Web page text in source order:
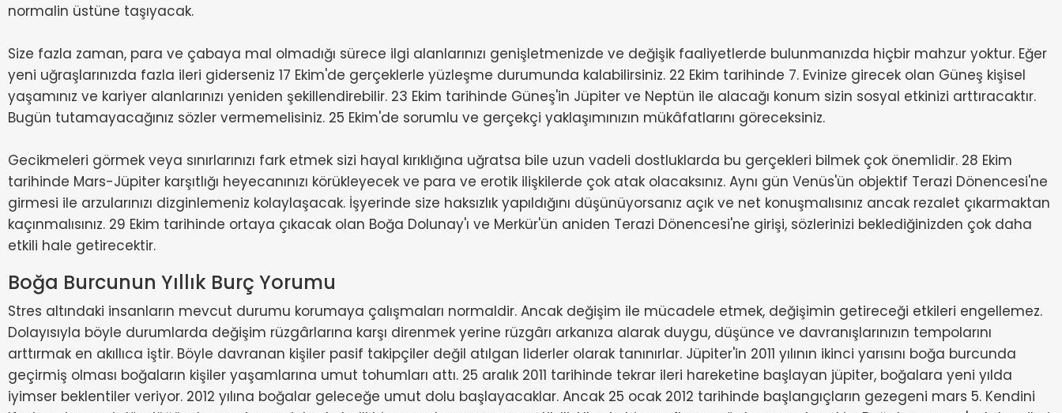
normalin üstüne taşıyacak.
Size fazla zaman, para ve çabaya mal olmadığı sürece ilgi alanlarınızı genişletmenizde ve değişik faaliyetlerde bulunmanızda hiçbir mahzur yoktur. Eğer
yeni uğraşlarınızda fazla ileri giderseniz 17 Ekim'de gerçeklerle yüzleşme durumunda kalabilirsiniz. 22 Ekim tarihinde 7. Evinize girecek olan Güneş kişisel
yaşamınız ve kariyer alanlarınızı yeniden şekillendirebilir. 23 Ekim tarihinde Güneş'in Jüpiter ve Neptün ile alacağı konum sizin sosyal etkinizi arttıracaktır.
Bugün tutamayacağınız sözler vermemelisiniz. 25 Ekim'de sorumlu ve gerçekçi yaklaşımınızın mükâfatlarını göreceksiniz.
Gecikmeleri görmek veya sınırlarınızı fark etmek sizi hayal kırıklığına uğratsa bile uzun vadeli dostluklarda bu gerçekleri bilmek çok önemlidir. 28 Ekim
tarihinde Mars-Jüpiter karşıtlığı heyecanınızı körükleyecek ve para ve erotik ilişkilerde çok atak olacaksınız. Aynı gün Venüs'ün objektif Terazi Dönencesi'ne
girmesi ile arzularınızı dizginlemeniz kolaylaşacak. İşyerinde size haksızlık yapıldığını düşünüyorsanız açık ve net konuşmalısınız ancak rezalet çıkarmaktan
kaçınmalısınız. 29 Ekim tarihinde ortaya çıkacak olan Boğa Dolunay'ı ve Merkür'ün aniden Terazi Dönencesi'ne girişi, sözlerinizi beklediğinizden çok daha
etkili hale getirecektir.
Boğa Burcunun Yıllık Burç Yorumu
Stres altındaki insanların mevcut durumu korumaya çalışmaları normaldir. Ancak değişim ile mücadele etmek, değişimin getireceği etkileri engellemez.
Dolayısıyla böyle durumlarda değişim rüzgârlarına karşı direnmek yerine rüzgârı arkanıza alarak duygu, düşünce ve davranışlarınızın tempolarını
arttırmak en akıllıca iştir. Böyle davranan kişiler pasif takipçiler değil atılgan liderler olarak tanınırlar. Jüpiter'in 2011 yılının ikinci yarısını boğa burcunda
geçirmiş olması boğaların kişiler yaşamlarına umut tohumları attı. 25 aralık 2011 tarihinde tekrar ileri hareketine başlayan jüpiter, boğalara yeni yılda
iyimser beklentiler veriyor. 2012 yılına boğalar geleceğe umut dolu başlayacaklar. Ancak 25 ocak 2012 tarihinde başlangıçların gezegeni mars 5. Kendini